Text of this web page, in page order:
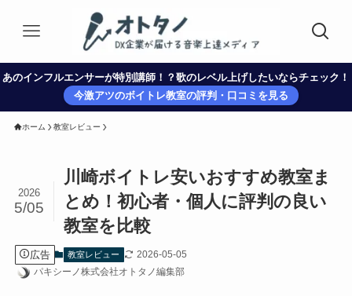
あのインフルエンサーが特別講師！？歌のレベル上げしたいならチェック！
今激アツのボイトレ教室の評判・口コミを見る
ホーム 教室レビュー
川崎ボイトレ安いおすすめ教室ま
とめ！初心者・個人に評判の良い
教室を比較
2026
5/05
広告 教室レビュー
2026-05-05
パキシーノ株式会社オトタノ編集部